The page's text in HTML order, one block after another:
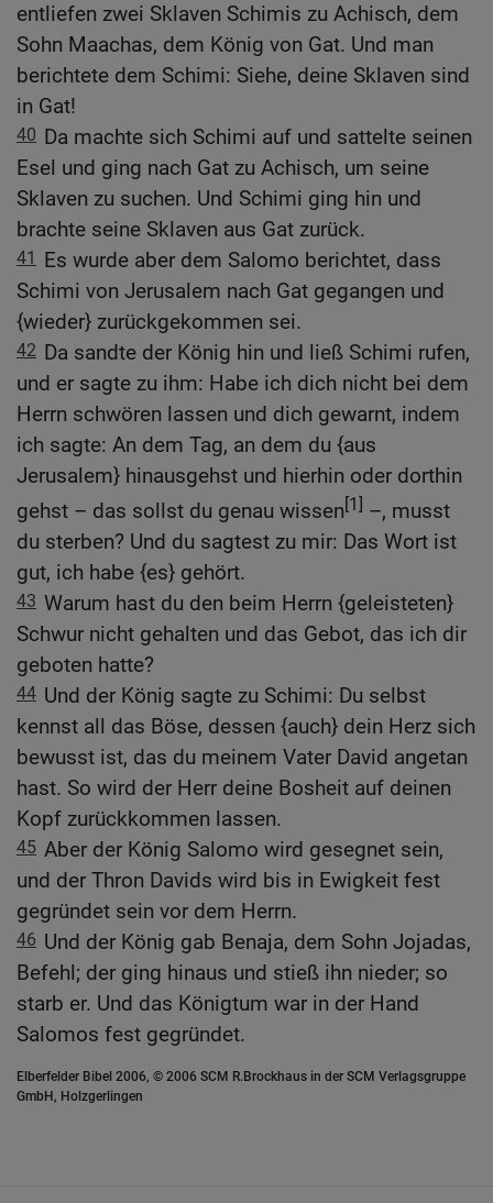
entliefen zwei Sklaven Schimis zu Achisch, dem
Sohn Maachas, dem König von Gat. Und man
berichtete dem Schimi: Siehe, deine Sklaven sind
in Gat!
40 Da machte sich Schimi auf und sattelte seinen
Esel und ging nach Gat zu Achisch, um seine
Sklaven zu suchen. Und Schimi ging hin und
brachte seine Sklaven aus Gat zurück.
41 Es wurde aber dem Salomo berichtet, dass
Schimi von Jerusalem nach Gat gegangen und
{wieder} zurückgekommen sei.
42 Da sandte der König hin und ließ Schimi rufen,
und er sagte zu ihm: Habe ich dich nicht bei dem
Herrn schwören lassen und dich gewarnt, indem
ich sagte: An dem Tag, an dem du {aus
Jerusalem} hinausgehst und hierhin oder dorthin
gehst – das sollst du genau wissen[1] –, musst
du sterben? Und du sagtest zu mir: Das Wort ist
gut, ich habe {es} gehört.
43 Warum hast du den beim Herrn {geleisteten}
Schwur nicht gehalten und das Gebot, das ich dir
geboten hatte?
44 Und der König sagte zu Schimi: Du selbst
kennst all das Böse, dessen {auch} dein Herz sich
bewusst ist, das du meinem Vater David angetan
hast. So wird der Herr deine Bosheit auf deinen
Kopf zurückkommen lassen.
45 Aber der König Salomo wird gesegnet sein,
und der Thron Davids wird bis in Ewigkeit fest
gegründet sein vor dem Herrn.
46 Und der König gab Benaja, dem Sohn Jojadas,
Befehl; der ging hinaus und stieß ihn nieder; so
starb er. Und das Königtum war in der Hand
Salomos fest gegründet.
Elberfelder Bibel 2006, © 2006 SCM R.Brockhaus in der SCM Verlagsgruppe
GmbH, Holzgerlingen